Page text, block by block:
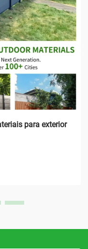
para exterior